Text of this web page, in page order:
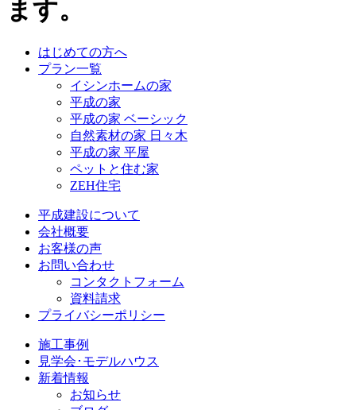
ます。
はじめての方へ
プラン一覧
イシンホームの家
平成の家
平成の家 ベーシック
自然素材の家 日々木
平成の家 平屋
ペットと住む家
ZEH住宅
平成建設について
会社概要
お客様の声
お問い合わせ
コンタクトフォーム
資料請求
プライバシーポリシー
施工事例
見学会･モデルハウス
新着情報
お知らせ